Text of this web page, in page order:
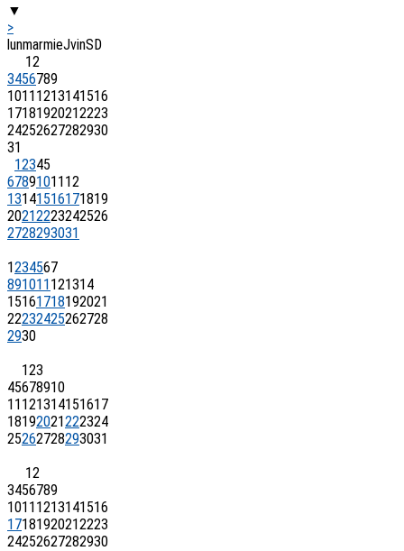
▼
>
lunmarmieJvinSD
12
3456789
10111213141516
17181920212223
24252627282930
31
12345
6789101112
13141516171819
20212223242526
2728293031
1234567
891011121314
15161718192021
22232425262728
2930
123
45678910
11121314151617
18192021222324
25262728293031
12
3456789
10111213141516
17181920212223
24252627282930